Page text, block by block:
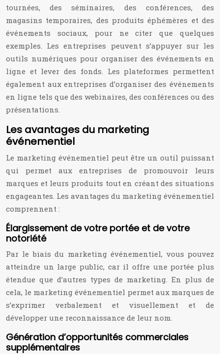
tournées, des séminaires, des conférences, des
magasins temporaires, des produits éphémères et des
événements sociaux, pour ne citer que quelques
exemples. Les entreprises peuvent s’appuyer sur les
outils numériques pour organiser des événements en
ligne et lever des fonds. Les plateformes permettent
également aux entreprises d’organiser des événements
en ligne tels que des webinaires, des conférences ou des
présentations.
Les avantages du marketing
événementiel
Le marketing événementiel peut être un outil puissant
qui permet aux entreprises de promouvoir leurs
marques et leurs produits tout en créant des situations
engageantes. Les avantages du marketing événementiel
comprennent :
Élargissement de votre portée et de votre
notoriété
Par le biais du marketing événementiel, vous pouvez
atteindre un large public, car il offre une portée plus
étendue que d’autres types de marketing. En plus de
cela, le marketing événementiel permet aux marques de
s’exprimer verbalement et visuellement et de
développer une reconnaissance de leur nom.
Génération d’opportunités commerciales
supplémentaires